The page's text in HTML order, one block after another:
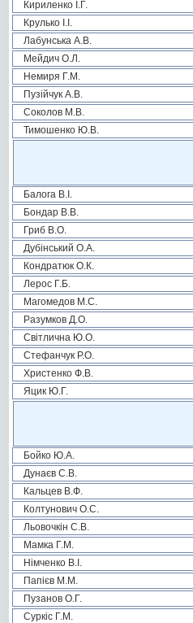
Кириленко І.Г.
Крулько І.І.
Лабунська А.В.
Мейдич О.Л.
Немиря Г.М.
Пузійчук А.В.
Соколов М.В.
Тимошенко Ю.В.
Балога В.І.
Бондар В.В.
Гриб В.О.
Дубінський О.А.
Кондратюк О.К.
Лерос Г.Б.
Магомедов М.С.
Разумков Д.О.
Світлична Ю.О.
Стефанчук Р.О.
Христенко Ф.В.
Яцик Ю.Г.
Бойко Ю.А.
Дунаєв С.В.
Кальцев В.Ф.
Колтунович О.С.
Льовочкін С.В.
Мамка Г.М.
Німченко В.І.
Папієв М.М.
Пузанов О.Г.
Суркіс Г.М.